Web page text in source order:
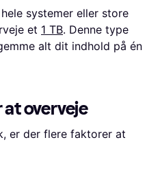
systemer eller store
et 1 TB. Denne type
alt dit indhold på én
overveje
er der flere faktorer at